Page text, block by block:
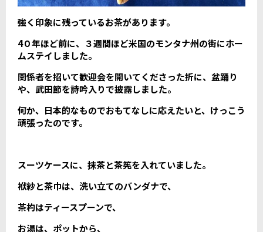
強く印象に残っているお茶があります。
4０年ほど前に、３週間ほど米国のモンタナ州の街にホー
ムステイしました。
関係者を招いて歓迎会を開いてくださった折に、盆踊り
や、武田節を詩吟入りで披露しました。
何か、日本的なものでおもてなしに応えたいと、けっこう
頑張ったのです。
スーツケースに、抹茶と茶筅を入れていました。
袱紗と茶巾は、洗い立てのバンダナで、
茶杓はティースプーンで、
お湯は、ポットから、